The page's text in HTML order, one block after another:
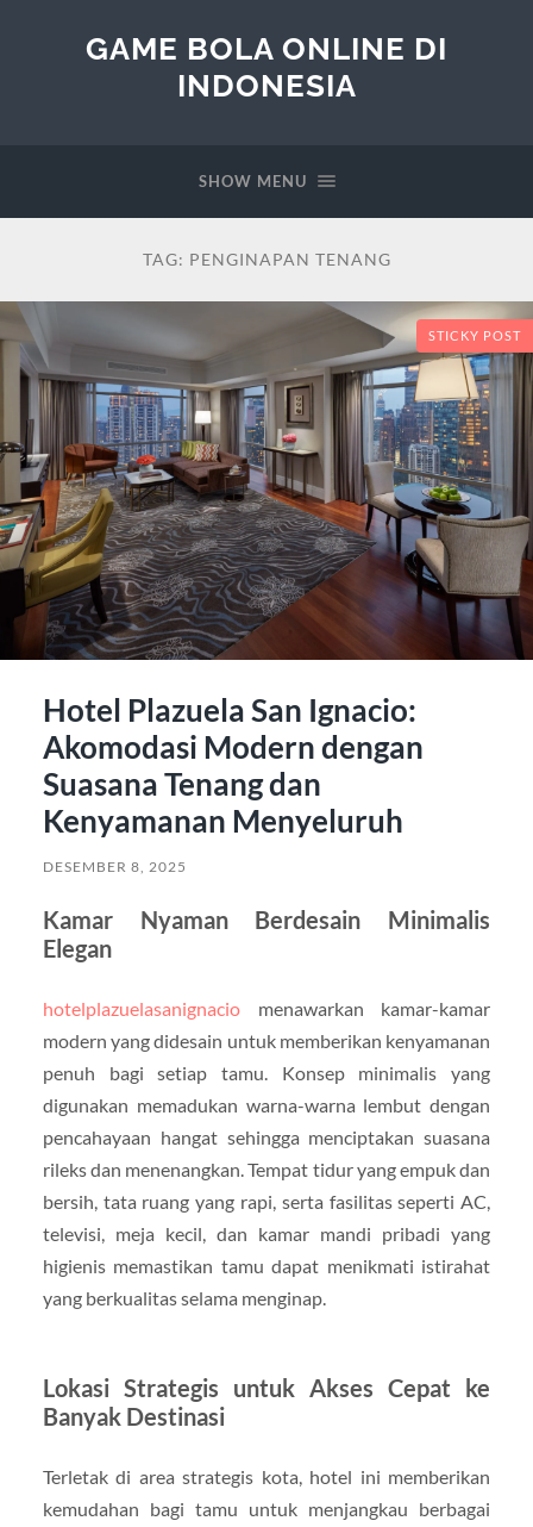
GAME BOLA ONLINE DI
INDONESIA
SHOW MENU
TAG: PENGINAPAN TENANG
STICKY POST
Hotel Plazuela San Ignacio:
Akomodasi Modern dengan
Suasana Tenang dan
Kenyamanan Menyeluruh
DESEMBER 8, 2025
Kamar Nyaman Berdesain Minimalis
Elegan
hotelplazuelasanignaciomenawarkan kamar-kamar
modern yang didesain untuk memberikan kenyamanan
penuh bagi setiap tamu. Konsep minimalis yang
digunakan memadukan warna-warna lembut dengan
pencahayaan hangat sehingga menciptakan suasana
rileks dan menenangkan. Tempat tidur yang empuk dan
bersih, tata ruang yang rapi, serta fasilitas seperti AC,
televisi, meja kecil, dan kamar mandi pribadi yang
higienis memastikan tamu dapat menikmati istirahat
yang berkualitas selama menginap.
Lokasi Strategis untuk Akses Cepat ke
Banyak Destinasi
Terletak di area strategis kota, hotel ini memberikan
kemudahan bagi tamu untuk menjangkau berbagai